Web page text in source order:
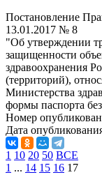
Постановление
13.01.2017 № 8
"Об утверждении
защищенности
здравоохранения
(территорий),
Министерства
формы паспорта
Номер
Дата
1 10 20 50 ВСЕ
1 ... 14 15 16 17